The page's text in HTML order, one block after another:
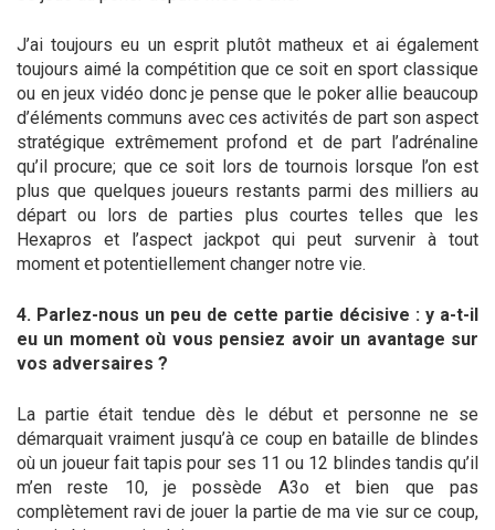
J’ai toujours eu un esprit plutôt matheux et ai également
toujours aimé la compétition que ce soit en sport classique
ou en jeux vidéo donc je pense que le poker allie beaucoup
d’éléments communs avec ces activités de part son aspect
stratégique extrêmement profond et de part l’adrénaline
qu’il procure; que ce soit lors de tournois lorsque l’on est
plus que quelques joueurs restants parmi des milliers au
départ ou lors de parties plus courtes telles que les
Hexapros et l’aspect jackpot qui peut survenir à tout
moment et potentiellement changer notre vie.
4. Parlez-nous un peu de cette partie décisive : y a-t-il
eu un moment où vous pensiez avoir un avantage sur
vos adversaires ?
La partie était tendue dès le début et personne ne se
démarquait vraiment jusqu’à ce coup en bataille de blindes
où un joueur fait tapis pour ses 11 ou 12 blindes tandis qu’il
m’en reste 10, je possède A3o et bien que pas
complètement ravi de jouer la partie de ma vie sur ce coup,